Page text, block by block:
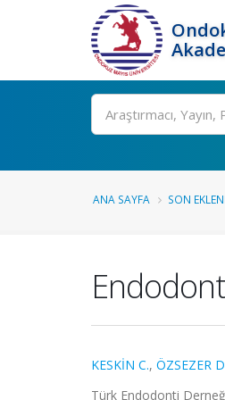
Ara
ANA SAYFA SON
KESKİN C., ÖZSEZER
Türk Endodonti